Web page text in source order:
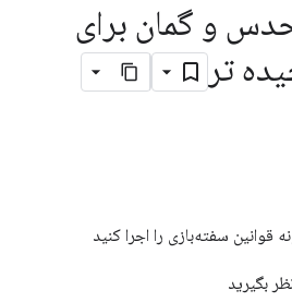
و گمان برای
تر
قوانین سفته‌بازی را اجرا کنید
بگیرید